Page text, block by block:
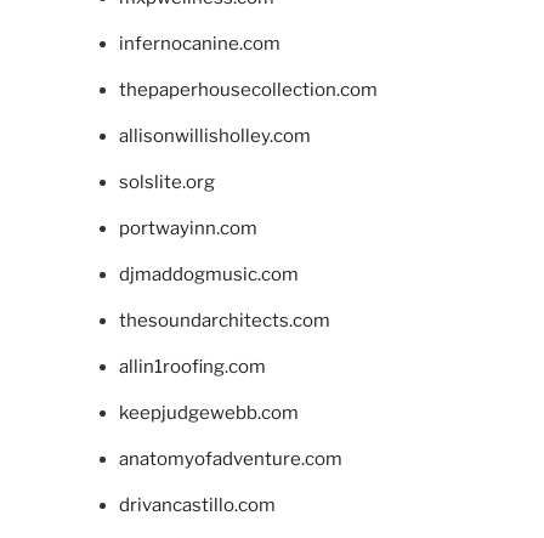
infernocanine.com
thepaperhousecollection.com
allisonwillisholley.com
solslite.org
portwayinn.com
djmaddogmusic.com
thesoundarchitects.com
allin1roofing.com
keepjudgewebb.com
anatomyofadventure.com
drivancastillo.com